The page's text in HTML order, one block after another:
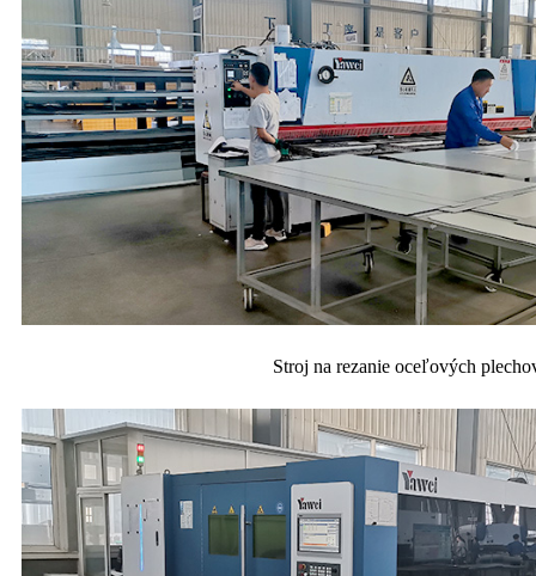
Stroj na rezanie oceľových